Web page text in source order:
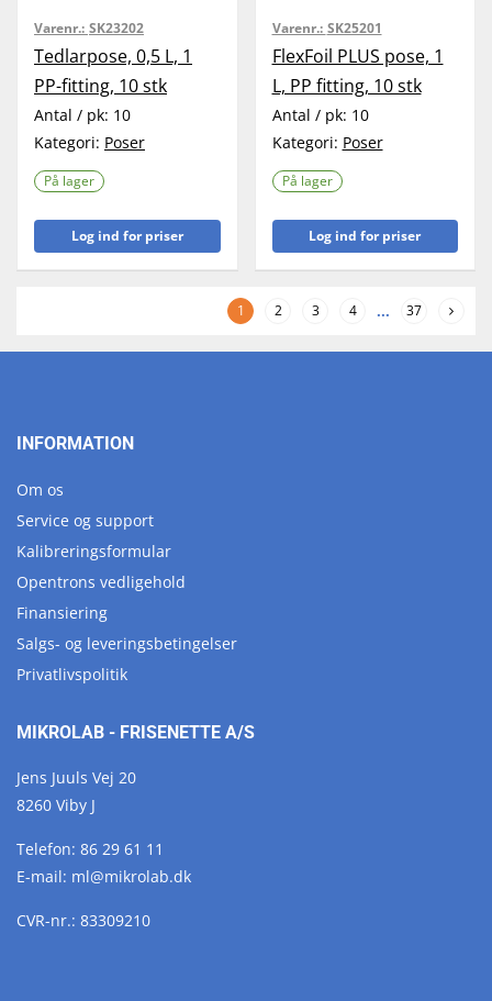
Varenr.: SK23202
Tedlarpose, 0,5 L, 1
PP-fitting, 10 stk
Antal / pk: 10
Kategori: Poser
På lager
Log ind for priser
Varenr.: SK25201
FlexFoil PLUS pose, 1
L, PP fitting, 10 stk
Antal / pk: 10
Kategori: Poser
På lager
Log ind for priser
1 2 3 4 ... 37
INFORMATION
Om os
Service og support
Kalibreringsformular
Opentrons vedligehold
Finansiering
Salgs- og leveringsbetingelser
Privatlivspolitik
MIKROLAB - FRISENETTE A/S
Jens Juuls Vej 20
8260 Viby J
Telefon: 86 29 61 11
E-mail: ml@mikrolab.dk
CVR-nr.: 83309210